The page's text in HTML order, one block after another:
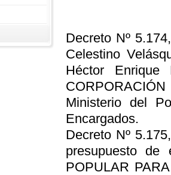
Decreto Nº
Celestino
Héctor Enrique
Ministerio del
Encargados.
Decreto Nº
presupuesto de
POPULAR